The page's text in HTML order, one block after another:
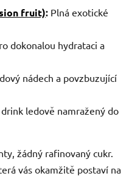
fruit): Plná exotické
dokonalou hydrataci a
nádech a povzbuzující
ledově namražený do
žádný rafinovaný cukr.
vás okamžitě postaví na